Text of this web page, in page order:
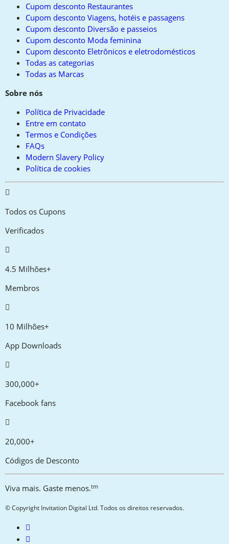
Cupom desconto Restaurantes
Cupom desconto Viagens, hotéis e passagens
Cupom desconto Diversão e passeios
Cupom desconto Moda feminina
Cupom desconto Eletrônicos e eletrodomésticos
Todas as categorias
Todas as Marcas
Sobre nós
Política de Privacidade
Entre em contato
Termos e Condições
FAQs
Modern Slavery Policy
Política de cookies
Todos os Cupons
Verificados
4.5 Milhões+
Membros
10 Milhões+
App Downloads
300,000+
Facebook fans
20,000+
Códigos de Desconto
Viva mais. Gaste menos.tm
© Copyright Invitation Digital Ltd. Todos os direitos reservados.